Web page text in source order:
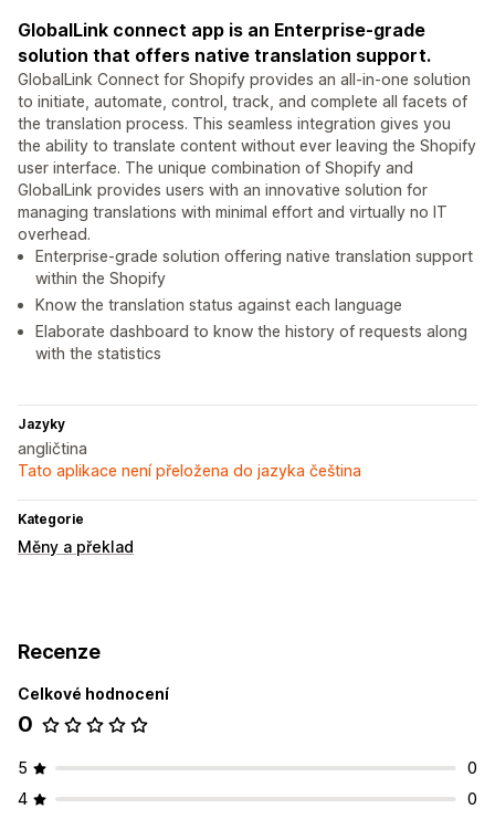
GlobalLink connect app is an Enterprise-grade
solution that offers native translation support.
GlobalLink Connect for Shopify provides an all-in-one solution
to initiate, automate, control, track, and complete all facets of
the translation process. This seamless integration gives you
the ability to translate content without ever leaving the Shopify
user interface. The unique combination of Shopify and
GlobalLink provides users with an innovative solution for
managing translations with minimal effort and virtually no IT
overhead.
Enterprise-grade solution offering native translation support
within the Shopify
Know the translation status against each language
Elaborate dashboard to know the history of requests along
with the statistics
Jazyky
angličtina
Tato aplikace není přeložena do jazyka čeština
Kategorie
Měny a překlad
Recenze
Celkové hodnocení
0
5
0
4
0